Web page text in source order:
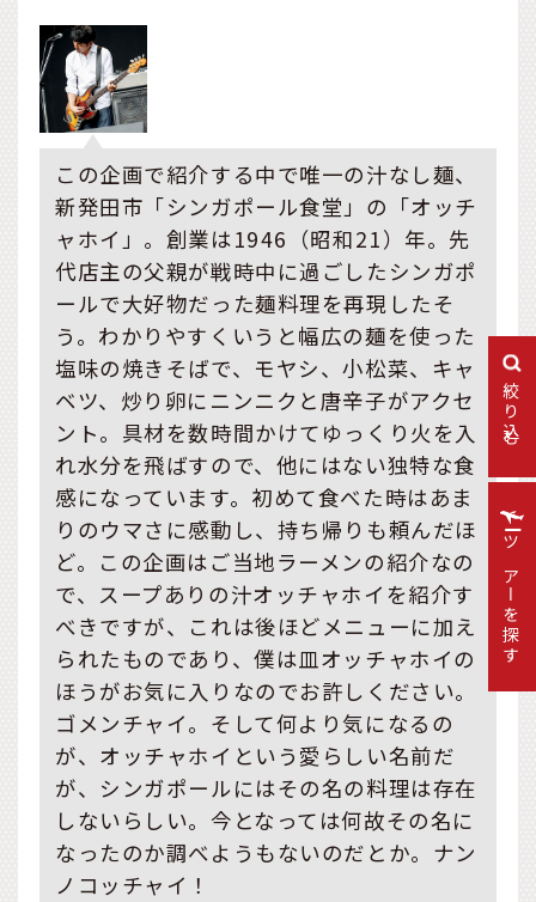
絞り込む
この企画で紹介する中で唯一の汁なし麺、
新発田市「シンガポール食堂」の「オッチ
ャホイ」。創業は1946（昭和21）年。先
代店主の父親が戦時中に過ごしたシンガポ
ールで大好物だった麺料理を再現したそ
う。わかりやすくいうと幅広の麺を使った
塩味の焼きそばで、モヤシ、小松菜、キャ
ベツ、炒り卵にニンニクと唐辛子がアクセ
ント。具材を数時間かけてゆっくり火を入
れ水分を飛ばすので、他にはない独特な食
感になっています。初めて食べた時はあま
りのウマさに感動し、持ち帰りも頼んだほ
ど。この企画はご当地ラーメンの紹介なの
で、スープありの汁オッチャホイを紹介す
べきですが、これは後ほどメニューに加え
られたものであり、僕は皿オッチャホイの
ほうがお気に入りなのでお許しください。
ゴメンチャイ。そして何より気になるの
が、オッチャホイという愛らしい名前だ
が、シンガポールにはその名の料理は存在
しないらしい。今となっては何故その名に
なったのか調べようもないのだとか。ナン
ノコッチャイ！
ツアーを探す